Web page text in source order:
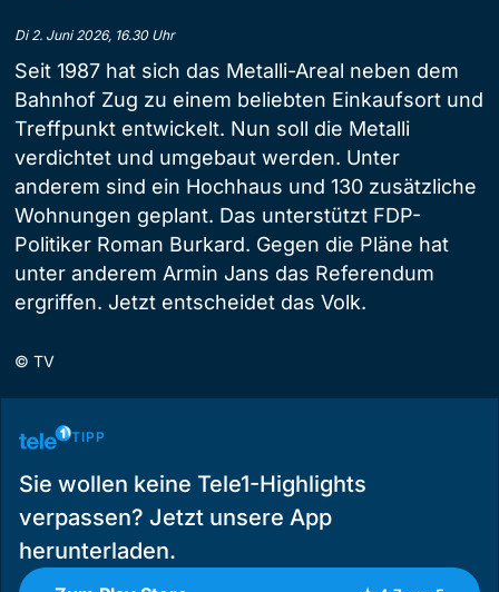
Di 2. Juni 2026, 16.30 Uhr
Seit 1987 hat sich das Metalli-Areal neben dem
Bahnhof Zug zu einem beliebten Einkaufsort und
Treffpunkt entwickelt. Nun soll die Metalli
verdichtet und umgebaut werden. Unter
anderem sind ein Hochhaus und 130 zusätzliche
Wohnungen geplant. Das unterstützt FDP-
Politiker Roman Burkard. Gegen die Pläne hat
unter anderem Armin Jans das Referendum
ergriffen. Jetzt entscheidet das Volk.
© TV
TIPP
Sie wollen keine Tele1-Highlights
verpassen? Jetzt unsere App
herunterladen.